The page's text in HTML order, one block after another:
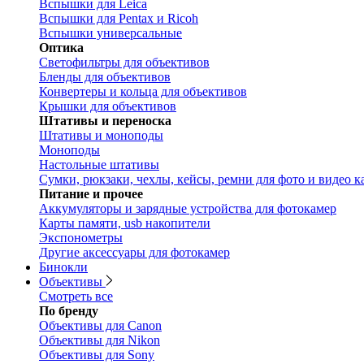
Вспышки для Leica
Вспышки для Pentax и Ricoh
Вспышки универсальные
Оптика
Светофильтры для объективов
Бленды для объективов
Конвертеры и кольца для объективов
Крышки для объективов
Штативы и переноска
Штативы и моноподы
Моноподы
Настольные штативы
Сумки, рюкзаки, чехлы, кейсы, ремни для фото и видео
Питание и прочее
Аккумуляторы и зарядные устройства для фотокамер
Карты памяти, usb накопители
Экспонометры
Другие аксессуары для фотокамер
Бинокли
Объективы
Смотреть все
По бренду
Объективы для Canon
Объективы для Nikon
Объективы для Sony